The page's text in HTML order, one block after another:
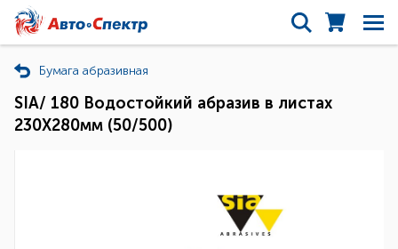
Бумага абразивная
SIA/ 180 Водостойкий абразив в листах
230Х280мм (50/500)